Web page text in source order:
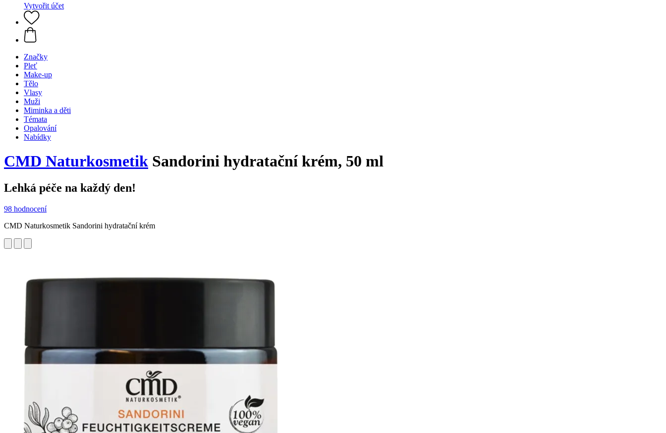
Vytvořit účet
Značky
Pleť
Make-up
Tělo
Vlasy
Muži
Miminka a děti
Témata
Opalování
Nabídky
CMD Naturkosmetik Sandorini hydratační krém, 50 ml
Lehká péče na každý den!
98 hodnocení
CMD Naturkosmetik Sandorini hydratační krém